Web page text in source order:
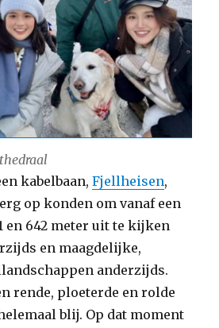
kabelbaan,Fjellheisen,
op konden om vanaf een
en 642 meter uit te kijken
en maagdelijke,
anderzijds.
rende, ploeterde en rolde
blij. Op dat moment